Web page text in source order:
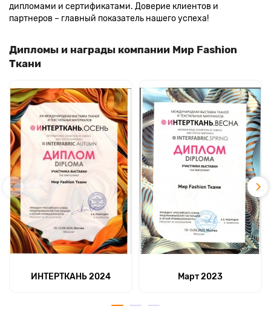
дипломами и сертификатами. Доверие клиентов и
партнеров – главный показатель нашего успеха!
Дипломы и награды компании Мир Fashion
Ткани
ИНТЕРТКАНЬ 2024 Март 2023